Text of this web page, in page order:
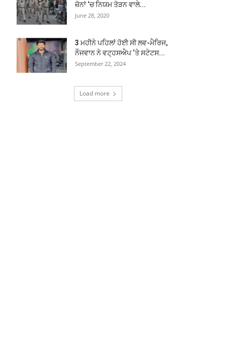
ਜ਼ੋਨਾਂ ‘ਚ ਨਿਯਮ ਤੋੜਨ ਵਾਲੇ...
June 28, 2020
3 ਮਹੀਨੇ ਪਹਿਲਾਂ ਹੋਈ ਸੀ ਲਵ-ਮੈਰਿਜ,
ਨੌਜਵਾਨ ਨੇ ਵਟ੍ਹਸਐਪ ‘ਤੇ ਸਟੇਟਸ...
September 22, 2024
Load more